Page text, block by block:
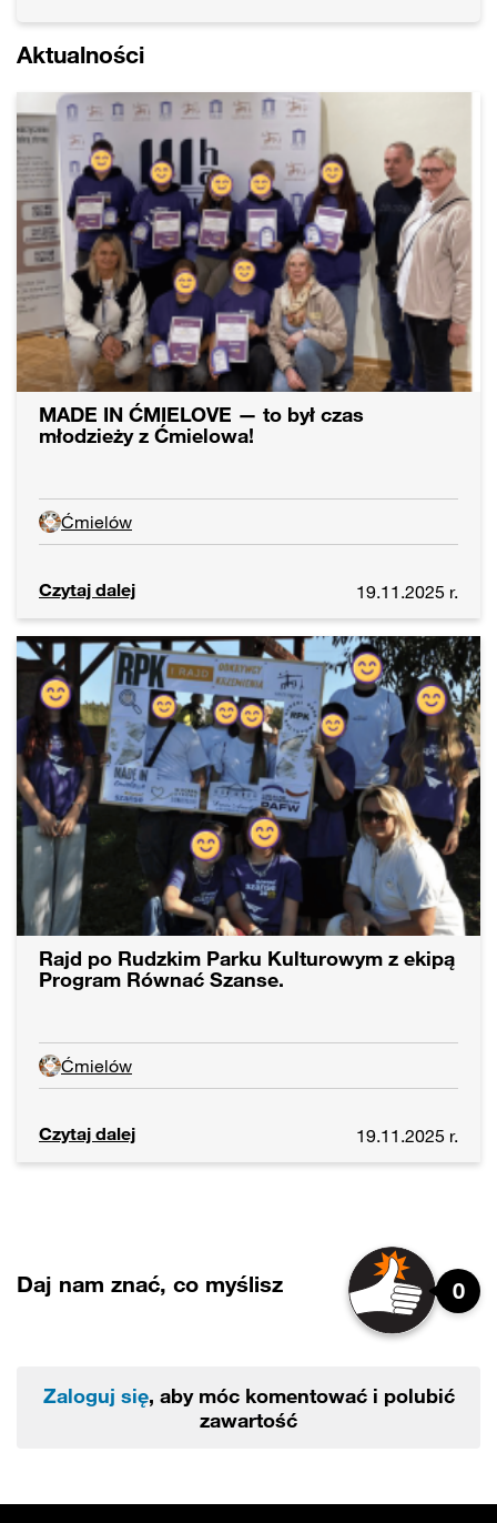
Aktualności
MADE IN ĆMIELOVE — to był czas
młodzieży z Ćmielowa!
Ćmielów
Czytaj dalej 19.11.2025 r.
Rajd po Rudzkim Parku Kulturowym z ekipą
Program Równać Szanse.
Ćmielów
Czytaj dalej 19.11.2025 r.
Daj nam znać, co myślisz 0
Zaloguj się, aby móc komentować i polubić
zawartość